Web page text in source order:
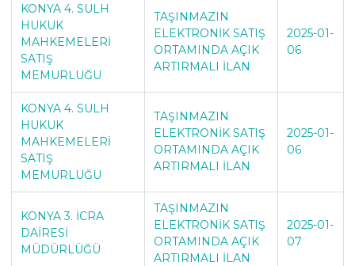
KONYA 4. SULH
HUKUK
MAHKEMELERİ
SATIŞ
MEMURLUĞU
TAŞINMAZIN
ELEKTRONİK SATIŞ
ORTAMINDA AÇIK
ARTIRMALI İLAN
2025-01-
06
KONYA 4. SULH
HUKUK
MAHKEMELERİ
SATIŞ
MEMURLUĞU
TAŞINMAZIN
ELEKTRONİK SATIŞ
ORTAMINDA AÇIK
ARTIRMALI İLAN
2025-01-
06
KONYA 3. İCRA
DAİRESİ
MÜDÜRLÜĞÜ
TAŞINMAZIN
ELEKTRONİK SATIŞ
ORTAMINDA AÇIK
ARTIRMALI İLAN
2025-01-
07